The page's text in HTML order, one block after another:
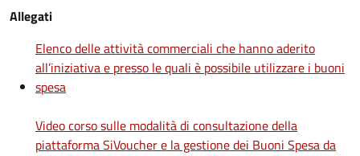
Allegati
Elenco delle attività commerciali che hanno aderito
all’iniziativa e presso le quali è possibile utilizzare i buoni
spesa
Video corso sulle modalità di consultazione della
piattaforma SiVoucher e la gestione dei Buoni Spesa da